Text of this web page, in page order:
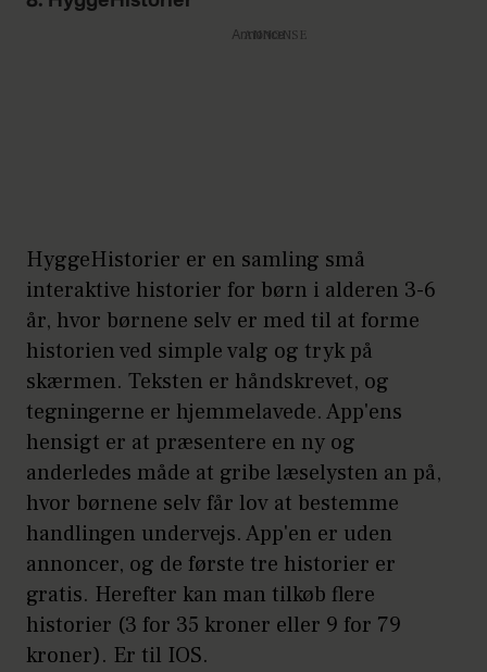
Annonce
HyggeHistorier er en samling små
interaktive historier for børn i alderen 3-6
år, hvor børnene selv er med til at forme
historien ved simple valg og tryk på
skærmen. Teksten er håndskrevet, og
tegningerne er hjemmelavede. App'ens
hensigt er at præsentere en ny og
anderledes måde at gribe læselysten an på,
hvor børnene selv får lov at bestemme
handlingen undervejs. App'en er uden
annoncer, og de første tre historier er
gratis. Herefter kan man tilkøb flere
historier (3 for 35 kroner eller 9 for 79
kroner). Er til IOS.